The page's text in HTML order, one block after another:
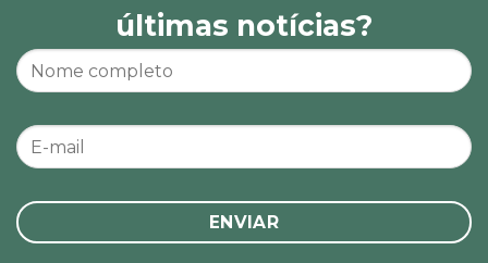
últimas notícias?